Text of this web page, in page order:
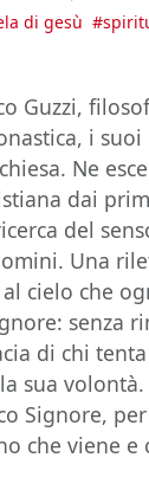
di gesù #
Guzzi,
i
Ne
dai
del
Una
cielo che
senza
di chi
sua
Signore,
che viene